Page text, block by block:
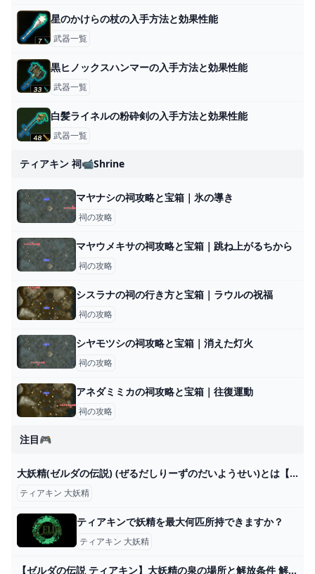
星のかけらの杖の入手方法と効果性能
武器一覧
黒ヒノックスハンマーの入手方法と効果性能
武器一覧
白髪ライネルの粉砕剣の入手方法と効果性能
武器一覧
ティアキン 祠📹shrine
マヤナシの祠攻略と宝箱｜氷の導き
祠の攻略
マヤウメキサの祠攻略と宝箱｜跳ね上がるちから
祠の攻略
シスラナの祠の行き方と宝箱｜ラウルの祝福
祠の攻略
シヤモツシの祠攻略と宝箱｜消えた灯火
祠の攻略
アネダミミカの祠攻略と宝箱｜往復運動
祠の攻略
注目🎮
大妖精(ゼルダの伝説) (ぜるだしりーずのだいようせい)とは【ピクシブ百科事典】
ティアキン 大妖精
ティアキンで妖精を最大何匹所持できますか？
ティアキン 大妖精
【ゼルダの伝説 ティアキン】大妖精の泉の場所と解放条件 解説 /装備を最大強化する方法【ゼルダの伝説 ティアーズ オブ ザ キングダム】ミロヤン【totk】 - YouTube